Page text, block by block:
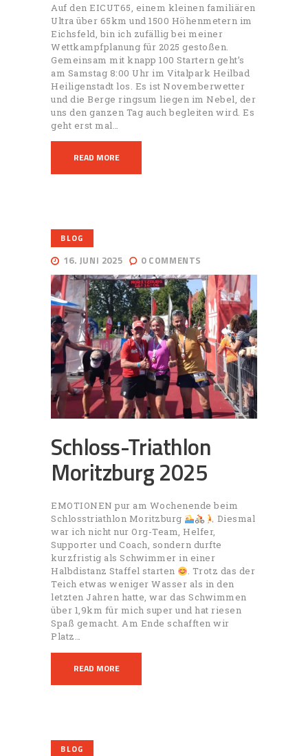
Auf den EICUT65, einem kleinen familiären
Ultra über 65km und 1500 Höhenmetern im
Eichsfeld, bin ich zufällig bei meiner
Wettkampfplanung für 2025 gestoßen.
Gemeinsam mit knapp 100 Startern geht’s
am Samstag 8:00 Uhr im Vitalpark Heilbad
Heiligenstadt los. Es ist Novemberwetter
und die Berge ringsum liegen im Nebel, der
uns den ganzen Tag auch begleiten wird. Es
geht erst mal…
READ MORE
BLOG
16. JUNI 2025 0 COMMENTS
Schloss-Triathlon
Moritzburg 2025
EMOTIONEN pur am Wochenende beim
Schlosstriathlon Moritzburg
Diesmal
war ich nicht nur Org-Team, Helfer,
Supporter und Coach, sondern durfte
kurzfristig als Schwimmer in einer
Halbdistanz Staffel starten
. Trotz das der
Teich etwas weniger Wasser als in den
letzten Jahren hatte, war das Schwimmen
über 1,9km für mich super und hat riesen
Spaß gemacht. Am Ende schafften wir
Platz…
READ MORE
BLOG